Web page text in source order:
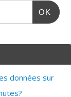
OK
données sur